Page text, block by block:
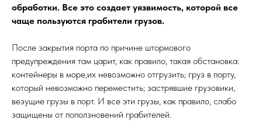
обработки. Все это создает уязвимость, которой все
чаще пользуются грабители грузов.
После закрытия порта по причине штормового
предупреждения там царит, как правило, такая обстановка:
контейнеры в море,их невозможно отгрузить; груз в порту,
который невозможно переместить; застрявшие грузовики,
везущие грузы в порт. И все эти грузы, как правило, слабо
защищены от поползновений грабителей.